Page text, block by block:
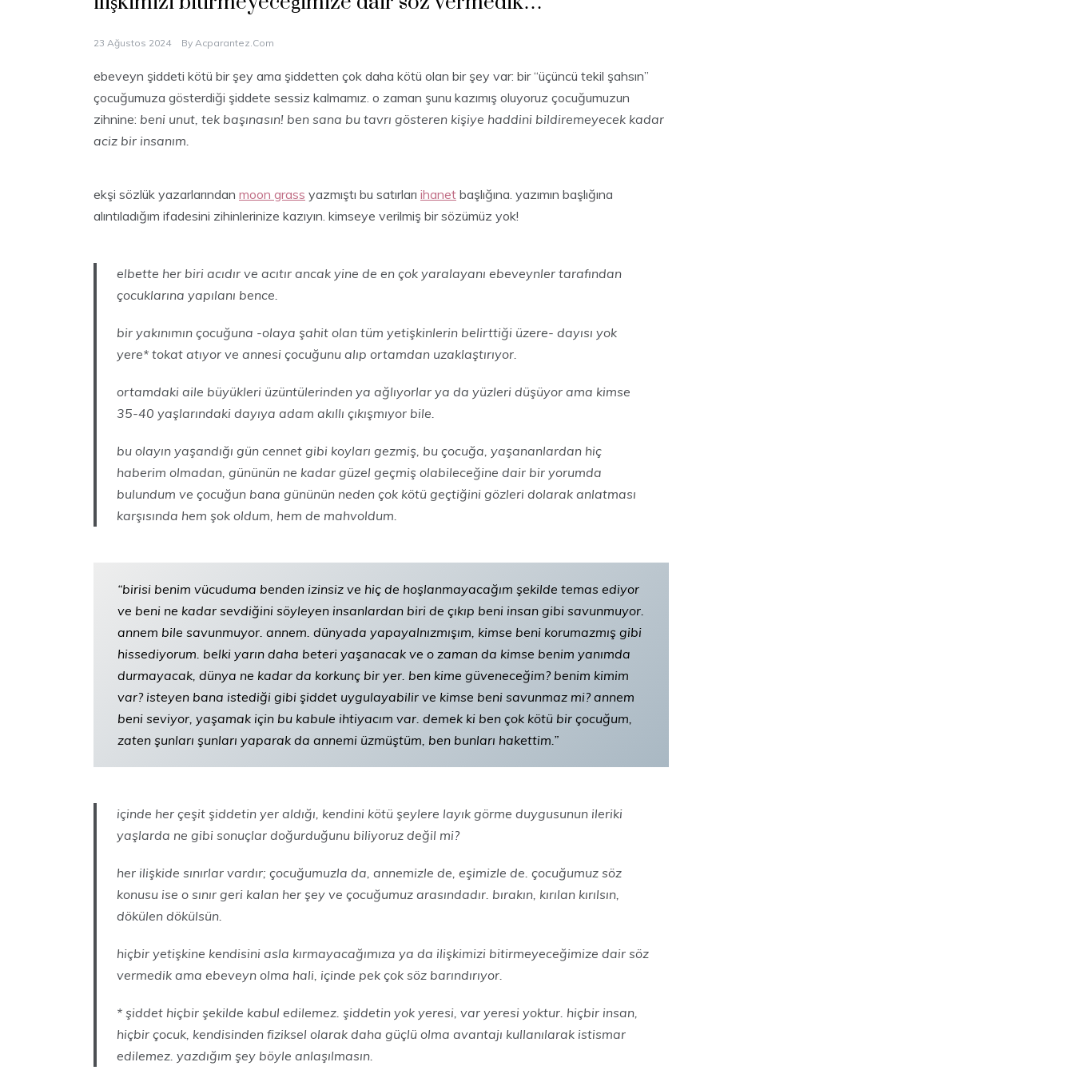
23 Ağustos 2024 By Acparantez.com
ebeveyn şiddeti kötü bir şey ama şiddetten çok daha kötü olan bir şey var: bir “üçüncü tekil şahsın”
çocuğumuza gösterdiği şiddete sessiz kalmamız. o zaman şunu kazımış oluyoruz çocuğumuzun
zihnine: beni unut, tek başınasın! ben sana bu tavrı gösteren kişiye haddini bildiremeyecek kadar
aciz bir insanım.
ekşi sözlük yazarlarından moon grass yazmıştı bu satırları ihanet başlığına. yazımın başlığına
alıntıladığım ifadesini zihinlerinize kazıyın. kimseye verilmiş bir sözümüz yok!
elbette her biri acıdır ve acıtır ancak yine de en çok yaralayanı ebeveynler tarafından
çocuklarına yapılanı bence.
bir yakınımın çocuğuna -olaya şahit olan tüm yetişkinlerin belirttiği üzere- dayısı yok
yere* tokat atıyor ve annesi çocuğunu alıp ortamdan uzaklaştırıyor.
ortamdaki aile büyükleri üzüntülerinden ya ağlıyorlar ya da yüzleri düşüyor ama kimse
35-40 yaşlarındaki dayıya adam akıllı çıkışmıyor bile.
bu olayın yaşandığı gün cennet gibi koyları gezmiş, bu çocuğa, yaşananlardan hiç
haberim olmadan, gününün ne kadar güzel geçmiş olabileceğine dair bir yorumda
bulundum ve çocuğun bana gününün neden çok kötü geçtiğini gözleri dolarak anlatması
karşısında hem şok oldum, hem de mahvoldum.
“birisi benim vücuduma benden izinsiz ve hiç de hoşlanmayacağım şekilde temas ediyor
ve beni ne kadar sevdiğini söyleyen insanlardan biri de çıkıp beni insan gibi savunmuyor.
annem bile savunmuyor. annem. dünyada yapayalnızmışım, kimse beni korumazmış gibi
hissediyorum. belki yarın daha beteri yaşanacak ve o zaman da kimse benim yanımda
durmayacak, dünya ne kadar da korkunç bir yer. ben kime güveneceğim? benim kimim
var? isteyen bana istediği gibi şiddet uygulayabilir ve kimse beni savunmaz mi? annem
beni seviyor, yaşamak için bu kabule ihtiyacım var. demek ki ben çok kötü bir çocuğum,
zaten şunları şunları yaparak da annemi üzmüştüm, ben bunları hakettim.”
içinde her çeşit şiddetin yer aldığı, kendini kötü şeylere layık görme duygusunun ileriki
yaşlarda ne gibi sonuçlar doğurduğunu biliyoruz değil mi?
her ilişkide sınırlar vardır; çocuğumuzla da, annemizle de, eşimizle de. çocuğumuz söz
konusu ise o sınır geri kalan her şey ve çocuğumuz arasındadır. bırakın, kırılan kırılsın,
dökülen dökülsün.
hiçbir yetişkine kendisini asla kırmayacağımıza ya da ilişkimizi bitirmeyeceğimize dair söz
vermedik ama ebeveyn olma hali, içinde pek çok söz barındırıyor.
* şiddet hiçbir şekilde kabul edilemez. şiddetin yok yeresi, var yeresi yoktur. hiçbir insan,
hiçbir çocuk, kendisinden fiziksel olarak daha güçlü olma avantajı kullanılarak istismar
edilemez. yazdığım şey böyle anlaşılmasın.